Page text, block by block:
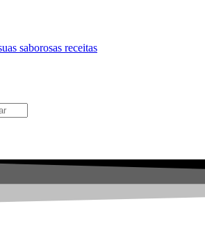
saborosas receitas